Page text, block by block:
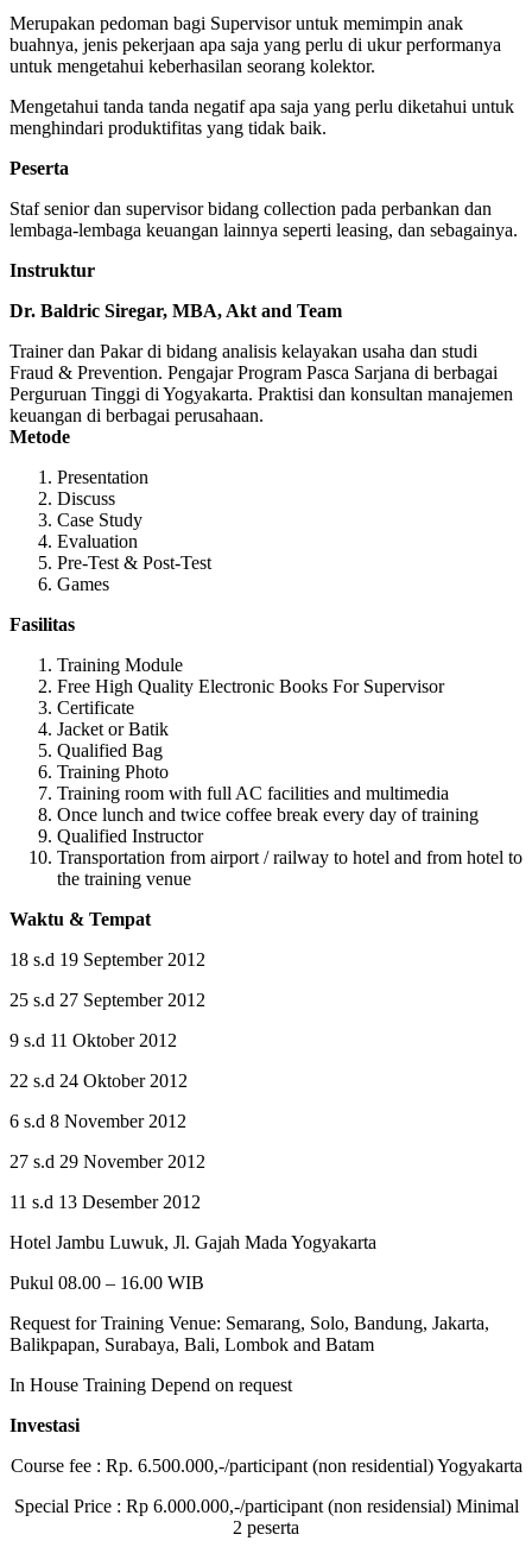
Merupakan pedoman bagi Supervisor untuk memimpin anak
buahnya, jenis pekerjaan apa saja yang perlu di ukur performanya
untuk mengetahui keberhasilan seorang kolektor.
Mengetahui tanda tanda negatif apa saja yang perlu diketahui untuk
menghindari produktifitas yang tidak baik.
Peserta
Staf senior dan supervisor bidang collection pada perbankan dan
lembaga-lembaga keuangan lainnya seperti leasing, dan sebagainya.
Instruktur
Dr. Baldric Siregar, MBA, Akt and Team
Trainer dan Pakar di bidang analisis kelayakan usaha dan studi
Fraud & Prevention. Pengajar Program Pasca Sarjana di berbagai
Perguruan Tinggi di Yogyakarta. Praktisi dan konsultan manajemen
keuangan di berbagai perusahaan.
Metode
Presentation
Discuss
Case Study
Evaluation
Pre-Test & Post-Test
Games
Fasilitas
Training Module
Free High Quality Electronic Books For Supervisor
Certificate
Jacket or Batik
Qualified Bag
Training Photo
Training room with full AC facilities and multimedia
Once lunch and twice coffee break every day of training
Qualified Instructor
Transportation from airport / railway to hotel and from hotel to
the training venue
Waktu & Tempat
18 s.d 19 September 2012
25 s.d 27 September 2012
9 s.d 11 Oktober 2012
22 s.d 24 Oktober 2012
6 s.d 8 November 2012
27 s.d 29 November 2012
11 s.d 13 Desember 2012
Hotel Jambu Luwuk, Jl. Gajah Mada Yogyakarta
Pukul 08.00 – 16.00 WIB
Request for Training Venue: Semarang, Solo, Bandung, Jakarta,
Balikpapan, Surabaya, Bali, Lombok and Batam
In House Training Depend on request
Investasi
Course fee : Rp. 6.500.000,-/participant (non residential) Yogyakarta
Special Price : Rp 6.000.000,-/participant (non residensial) Minimal
2 peserta